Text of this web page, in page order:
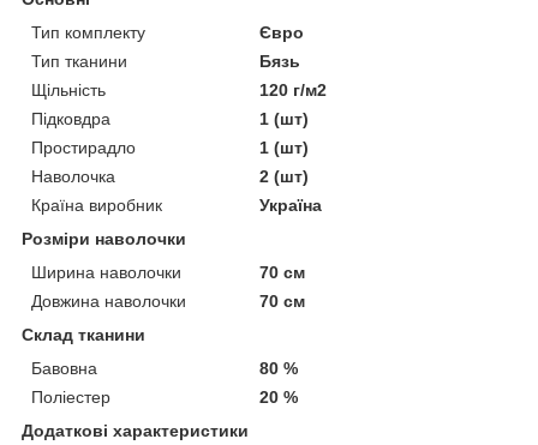
Тип комплекту
Євро
Тип тканини
Бязь
Щільність
120 г/м2
Підковдра
1 (шт)
Простирадло
1 (шт)
Наволочка
2 (шт)
Країна виробник
Україна
Розміри наволочки
Ширина наволочки
70 см
Довжина наволочки
70 см
Склад тканини
Бавовна
80 %
Поліестер
20 %
Додаткові характеристики